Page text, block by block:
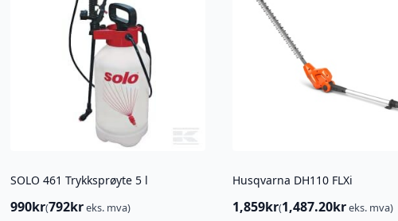
SOLO 461 Trykksprøyte 5 l
990kr(792kreks. mva)
Husqvarna DH110 FLXi
1,859kr(1,487.20kreks. mva)